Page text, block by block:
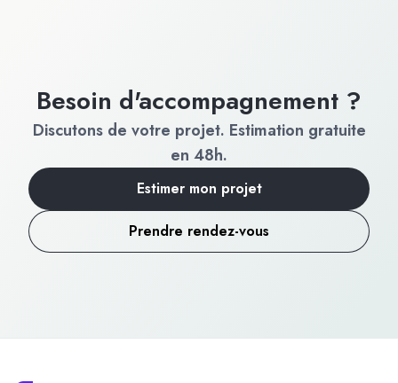
Besoin d'accompagnement ?
Discutons de votre projet. Estimation gratuite
en 48h.
Estimer mon projet
Prendre rendez-vous